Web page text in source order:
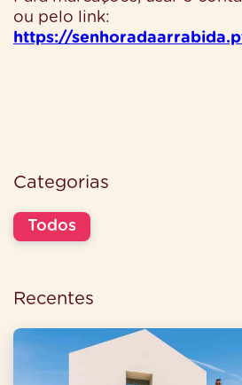
ou pelo link:
https://
Categorias
Todos
Recentes